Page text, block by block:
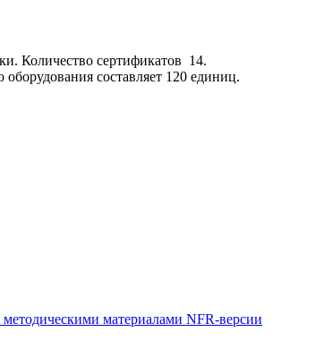
Количество сертификатов 14.
составляет 120 единиц.
материалами NFR-версии